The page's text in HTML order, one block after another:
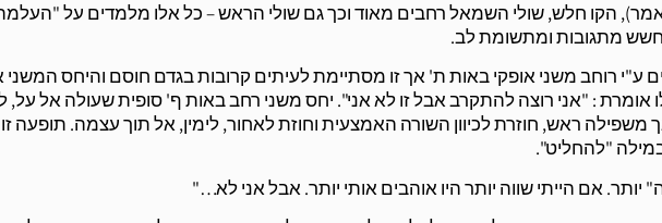
הקו חלש, שולי השמאל רחבים מאוד וכך גם שולי הראש – כל אלו מלמדים על
חשש מתגובות ומתשומת לב.
רוחב משני אופקי באות ת' אך זו מסתיימת לעיתים קרובות בגדם חוסם והיחס המשני
אומרת : "אני רוצה להתקרב אבל זו לא אני". יחס משני רחב באות ף' סופית שעולה אל על,
ראש, חוזרת לכיוון השורה האמצעית וחוזת לאחור, לימין, אל תוך עצמה. תופעה
"להחליט".
יותר. אם הייתי שווה יותר היו אוהבים אותי יותר. אבל אני לא…"